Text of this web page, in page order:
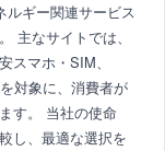
ルギー関連サービス
主なサイトでは、
スマホ・SIM、
対象に、消費者が
す。 当社の使命
し、最適な選択を